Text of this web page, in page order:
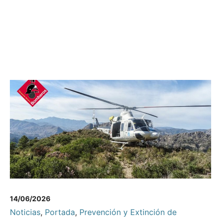
14/06/2026
Noticias, Portada, Prevención y Extinción de